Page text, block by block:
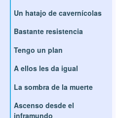
Un hatajo de cavernícolas
Bastante resistencia
Tengo un plan
A ellos les da igual
La sombra de la muerte
Ascenso desde el
inframundo